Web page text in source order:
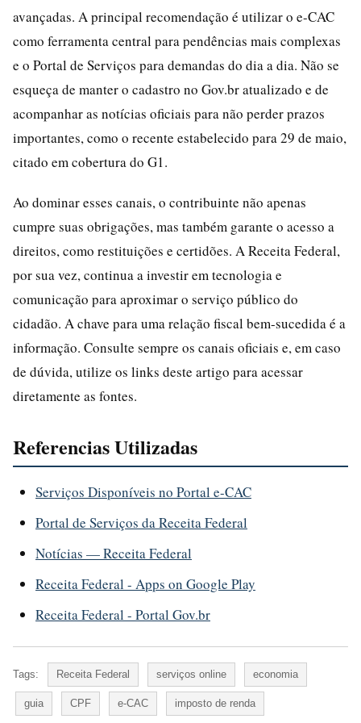
avançadas. A principal recomendação é utilizar o e-CAC
como ferramenta central para pendências mais complexas
e o Portal de Serviços para demandas do dia a dia. Não se
esqueça de manter o cadastro no Gov.br atualizado e de
acompanhar as notícias oficiais para não perder prazos
importantes, como o recente estabelecido para 29 de maio,
citado em cobertura do G1.
Ao dominar esses canais, o contribuinte não apenas
cumpre suas obrigações, mas também garante o acesso a
direitos, como restituições e certidões. A Receita Federal,
por sua vez, continua a investir em tecnologia e
comunicação para aproximar o serviço público do
cidadão. A chave para uma relação fiscal bem-sucedida é a
informação. Consulte sempre os canais oficiais e, em caso
de dúvida, utilize os links deste artigo para acessar
diretamente as fontes.
Referencias Utilizadas
Serviços Disponíveis no Portal e-CAC
Portal de Serviços da Receita Federal
Notícias — Receita Federal
Receita Federal - Apps on Google Play
Receita Federal - Portal Gov.br
Tags: Receita Federal serviços online economia
guia CPF e-CAC imposto de renda